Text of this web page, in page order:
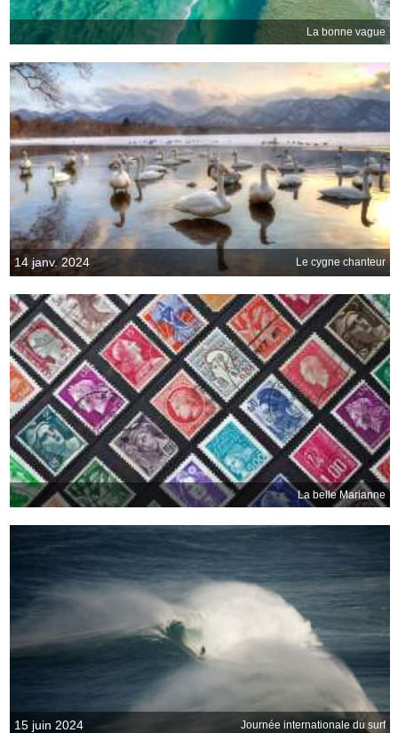
La bonne vague
14 janv. 2024 Le cygne chanteur
La belle Marianne
15 juin 2024 Journée internationale du surf